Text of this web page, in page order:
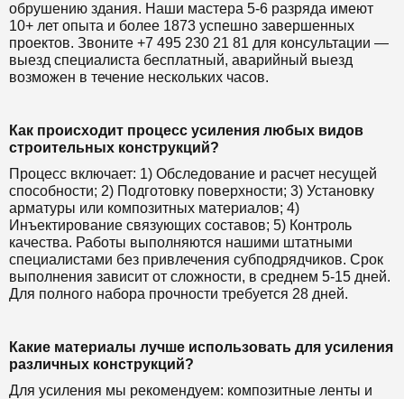
обрушению здания. Наши мастера 5-6 разряда имеют
10+ лет опыта и более 1873 успешно завершенных
проектов. Звоните +7 495 230 21 81 для консультации —
выезд специалиста бесплатный, аварийный выезд
возможен в течение нескольких часов.
Как происходит процесс усиления любых видов
строительных конструкций?
Процесс включает: 1) Обследование и расчет несущей
способности; 2) Подготовку поверхности; 3) Установку
арматуры или композитных материалов; 4)
Инъектирование связующих составов; 5) Контроль
качества. Работы выполняются нашими штатными
специалистами без привлечения субподрядчиков. Срок
выполнения зависит от сложности, в среднем 5-15 дней.
Для полного набора прочности требуется 28 дней.
Какие материалы лучше использовать для усиления
различных конструкций?
Для усиления мы рекомендуем: композитные ленты и